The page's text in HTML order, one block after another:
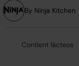
By Ninja Kitchen
Contient lácteos